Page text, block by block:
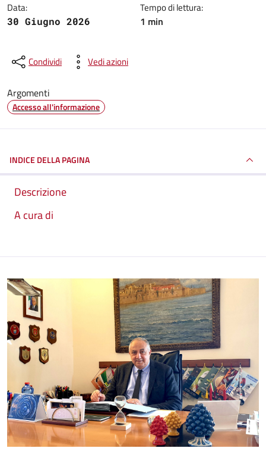
Data:
30 Giugno 2026
Tempo di lettura:
1 min
Condividi Vedi azioni
Argomenti
Accesso all'informazione
INDICE DELLA PAGINA
Descrizione
A cura di